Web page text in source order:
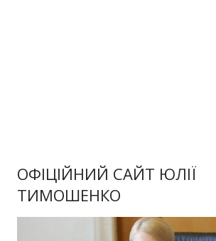
ОФІЦІЙНИЙ САЙТ ЮЛІЇ
ТИМОШЕНКО